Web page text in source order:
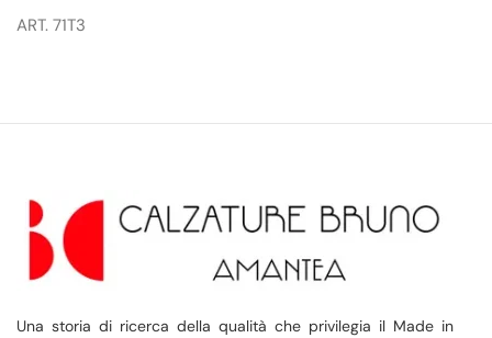
ART. 71T3
Una storia di ricerca della qualità che privilegia il Made in